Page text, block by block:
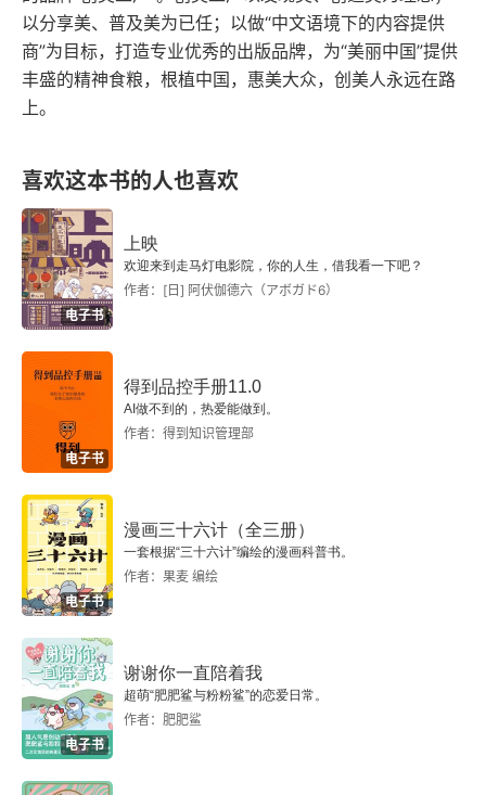
以分享美、普及美为已任；以做“中文语境下的内容提供
商”为目标，打造专业优秀的出版品牌，为“美丽中国”提供
丰盛的精神食粮，根植中国，惠美大众，创美人永远在路
上。
喜欢这本书的人也喜欢
电子书
上映
欢迎来到走马灯电影院，你的人生，借我看一下吧？
作者：[日] 阿伏伽德六（アボガド6）
电子书
得到品控手册11.0
AI做不到的，热爱能做到。
作者：得到知识管理部
电子书
漫画三十六计（全三册）
一套根据“三十六计”编绘的漫画科普书。
作者：果麦 编绘
电子书
谢谢你一直陪着我
超萌“肥肥鲨与粉粉鲨”的恋爱日常。
作者：肥肥鲨